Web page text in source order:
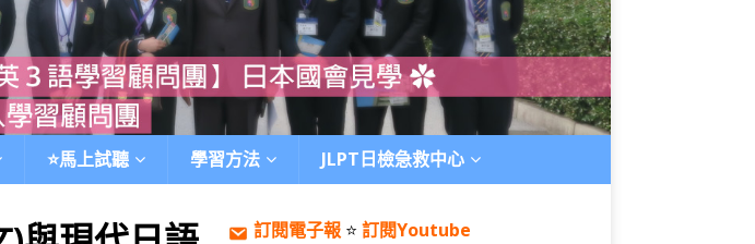
⭐️馬上試聽 學習方法 JLPT日檢急救中心
訂閱電子報⭐️ 訂閱Youtube